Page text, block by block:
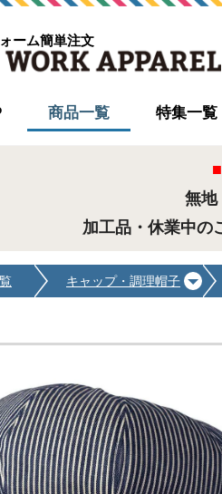
ーム簡単注文
商品一覧 特集一覧
無地
加工品・休業中の
キャップ・調理帽子